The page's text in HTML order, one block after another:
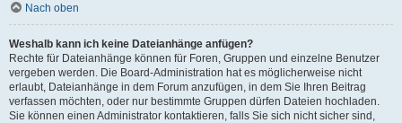
Nach oben
Weshalb kann ich keine Dateianhänge anfügen?
Rechte für Dateianhänge können für Foren, Gruppen und einzelne Benutzer
vergeben werden. Die Board-Administration hat es möglicherweise nicht
erlaubt, Dateianhänge in dem Forum anzufügen, in dem Sie Ihren Beitrag
verfassen möchten, oder nur bestimmte Gruppen dürfen Dateien hochladen.
Sie können einen Administrator kontaktieren, falls Sie sich nicht sicher sind,